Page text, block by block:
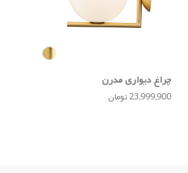
چراغ دیواری مدرن
23,999,900 تومان